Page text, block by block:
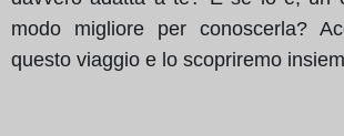
modo migliore per conoscerla?
questo viaggio e lo scopriremo